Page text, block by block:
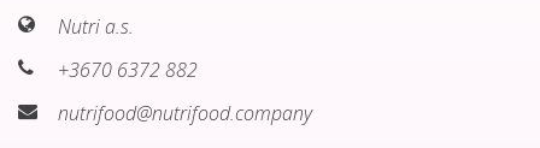
Nutri a.s.
+3670 6372 882
nutrifood@nutrifood.company